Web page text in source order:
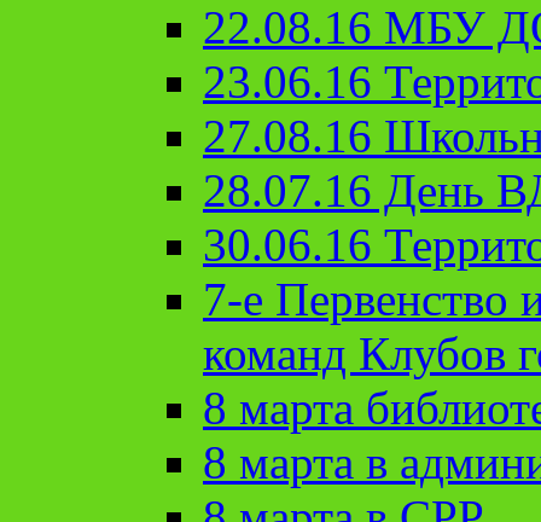
22.08.16 МБУ
23.06.16
27.08.16
28.07.16 День
30.06.16
7-е Первенство
команд Клубов
8 марта
8 марта в